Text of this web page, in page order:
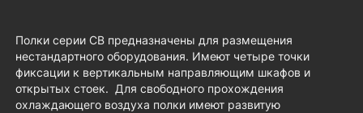
Полки серии СВ предназначены для размещения
нестандартного оборудования. Имеют четыре точки
фиксации к вертикальным направляющим шкафов и
открытых стоек. Для свободного прохождения
охлаждающего воздуха полки имеют развитую